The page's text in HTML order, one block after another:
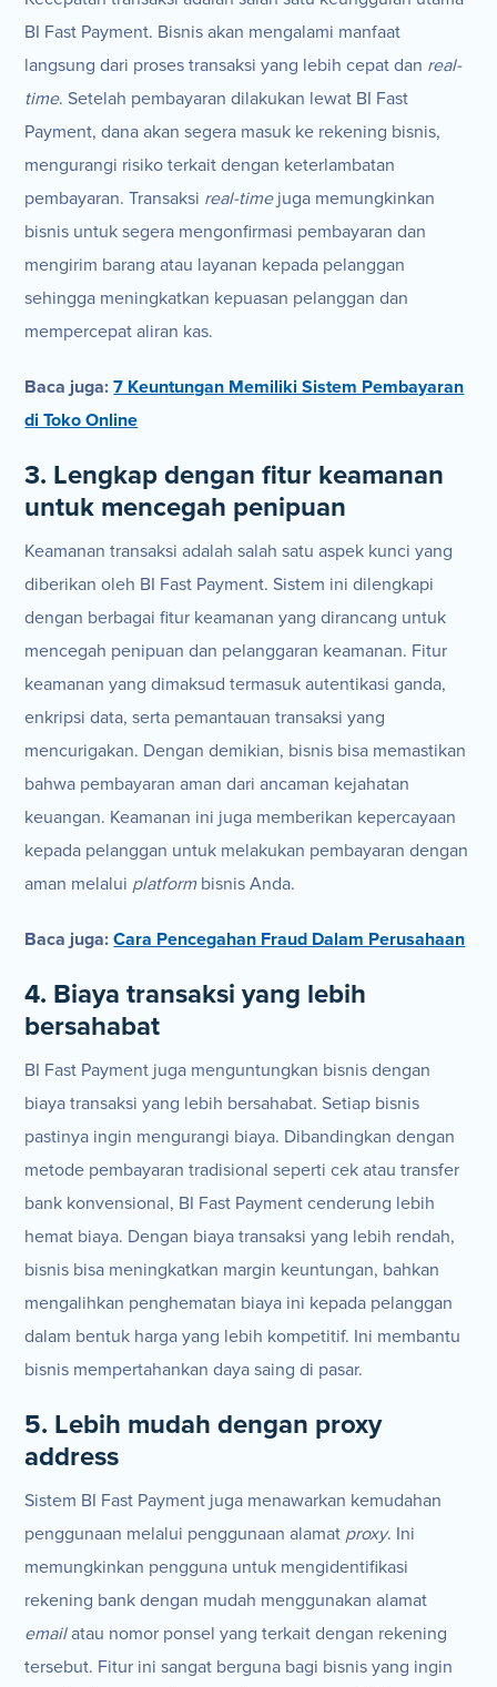
BI Fast Payment. Bisnis akan mengalami manfaat
langsung dari proses transaksi yang lebih cepat dan real-
time. Setelah pembayaran dilakukan lewat BI Fast
Payment, dana akan segera masuk ke rekening bisnis,
mengurangi risiko terkait dengan keterlambatan
pembayaran. Transaksi real-timejuga memungkinkan
bisnis untuk segera mengonfirmasi pembayaran dan
mengirim barang atau layanan kepada pelanggan
sehingga meningkatkan kepuasan pelanggan dan
mempercepat aliran kas.
Baca juga:7 Keuntungan Memiliki Sistem Pembayaran
di Toko Online
3. Lengkap dengan fitur keamanan
untuk mencegah penipuan
Keamanan transaksi adalah salah satu aspek kunci yang
diberikan oleh BI Fast Payment. Sistem ini dilengkapi
dengan berbagai fitur keamanan yang dirancang untuk
mencegah penipuan dan pelanggaran keamanan. Fitur
keamanan yang dimaksud termasuk autentikasi ganda,
enkripsi data, serta pemantauan transaksi yang
mencurigakan. Dengan demikian, bisnis bisa memastikan
bahwa pembayaran aman dari ancaman kejahatan
keuangan. Keamanan ini juga memberikan kepercayaan
kepada pelanggan untuk melakukan pembayaran dengan
aman melalui platformbisnis Anda.
Baca juga:Cara Pencegahan Fraud Dalam Perusahaan
4. Biaya transaksi yang lebih
bersahabat
BI Fast Payment juga menguntungkan bisnis dengan
biaya transaksi yang lebih bersahabat. Setiap bisnis
pastinya ingin mengurangi biaya. Dibandingkan dengan
metode pembayaran tradisional seperti cek atau transfer
bank konvensional, BI Fast Payment cenderung lebih
hemat biaya. Dengan biaya transaksi yang lebih rendah,
bisnis bisa meningkatkan margin keuntungan, bahkan
mengalihkan penghematan biaya ini kepada pelanggan
dalam bentuk harga yang lebih kompetitif. Ini membantu
bisnis mempertahankan daya saing di pasar.
5. Lebih mudah dengan proxy
address
Sistem BI Fast Payment juga menawarkan kemudahan
penggunaan melalui penggunaan alamat proxy. Ini
memungkinkan pengguna untuk mengidentifikasi
rekening bank dengan mudah menggunakan alamat
emailatau nomor ponsel yang terkait dengan rekening
tersebut. Fitur ini sangat berguna bagi bisnis yang ingin